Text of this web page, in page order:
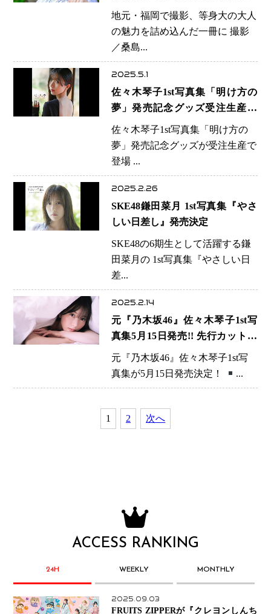
地元・福岡で撮影、等身大の大人
の魅力を詰め込んだ一冊に 撮影
／桑島...
2025.5.1
佐々木琴子1st写真集「明け方の
夢」発売記念グッズ受注生産開
始!
佐々木琴子1st写真集「明け方の
夢」発売記念グッズが受注生産で
登場 ...
2025.2.26
SKE48鎌田菜月 1st写真集『やさ
しい日差し』発売決定
SKE48の6期生として活躍する鎌
田菜月の 1st写真集『やさしい日
差...
2025.2.14
元『乃木坂46』佐々木琴子1st写
真集5月15日発売!! 先行カット発
表
元『乃木坂46』佐々木琴子1st写
真集が5月15日発売決定！
...
1 2 次へ
ACCESS RANKING
24H WEEKLY MONTHLY
2025.09.03
FRUITS ZIPPERが『クレヨンしんち